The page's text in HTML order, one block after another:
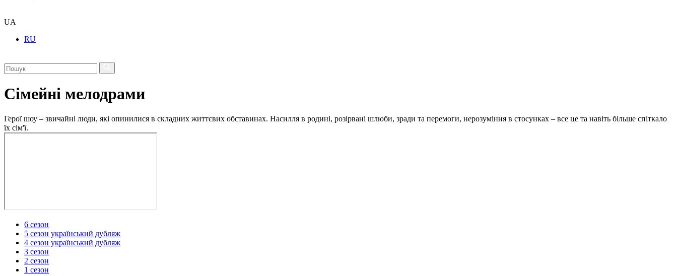
UA
RU
Сімейні мелодрами
Герої шоу – звичайні люди, які опинилися в складних життєвих обставинах. Насилля в родині, розірвані шлюби, зради та перемоги, нерозуміння в стосунках – все це та навіть більше спіткало
їх сім'ї.
6 сезон
5 сезон український дубляж
4 сезон український дубляж
3 сезон
2 сезон
1 сезон